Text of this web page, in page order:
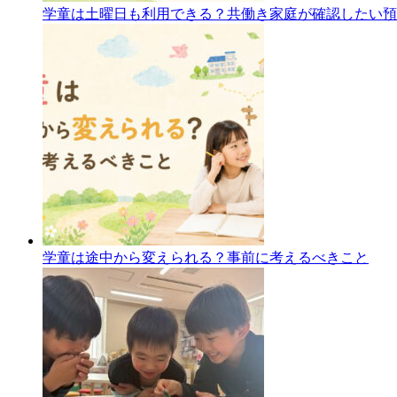
学童は土曜日も利用できる？共働き家庭が確認したい
学童は途中から変えられる？事前に考えるべきこと